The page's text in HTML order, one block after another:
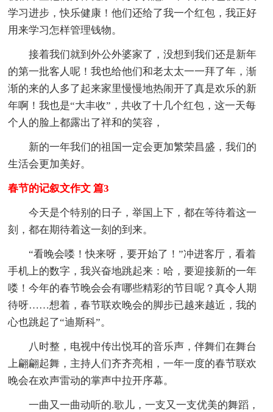
学习进步，快乐健康！他们还给了我一个红包，我正好
用来学习怎样管理钱物。
接着我们就到外公外婆家了，没想到我们还是新年
的第一批客人呢！我也给他们和老太太一一拜了年，渐
渐的来的人多了起来家里慢慢地热闹开了真是欢乐的新
年啊！我也是“大丰收”，共收了十几个红包，这一天每
个人的脸上都露出了祥和的笑容，
新的一年我们的祖国一定会更加繁荣昌盛，我们的
生活会更加美好。
春节的记叙文作文 篇3
今天是个特别的日子，举国上下，都在等待着这一
刻，都在期待着这一刻的到来。
“看晚会喽！快来呀，要开始了！”冲进客厅，看着
手机上的数字，我兴奋地跳起来：哈，要迎接新的一年
喽！今年的春节晚会会有哪些精彩的节目呢？真令人期
待呀……想着，春节联欢晚会的脚步已越来越近，我的
心也跳起了“迪斯科”。
八时整，电视中传出悦耳的音乐声，伴舞们在舞台
上翩翩起舞，主持人们齐齐亮相，一年一度的春节联欢
晚会在欢声雷动的掌声中拉开序幕。
一曲又一曲动听的.歌儿，一支又一支优美的舞蹈，